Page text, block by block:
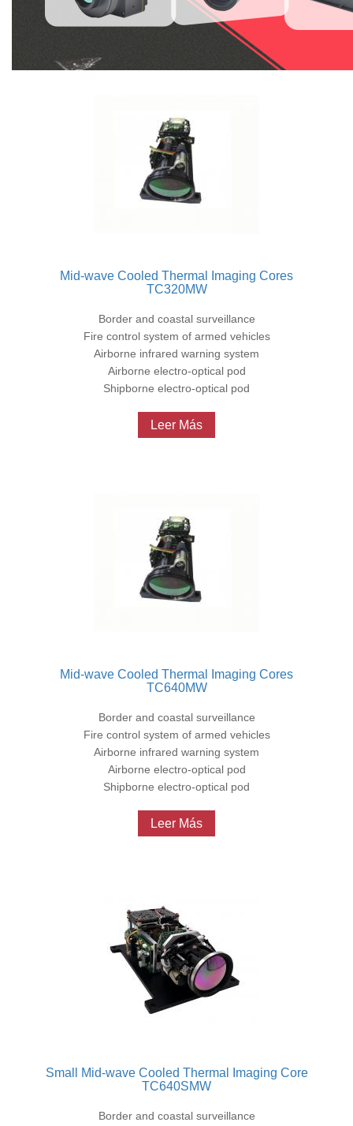
Mid-wave Cooled Thermal Imaging Cores
TC320MW
Border and coastal surveillance
Fire control system of armed vehicles
Airborne infrared warning system
Airborne electro-optical pod
Shipborne electro-optical pod
Leer Más
Mid-wave Cooled Thermal Imaging Cores
TC640MW
Border and coastal surveillance
Fire control system of armed vehicles
Airborne infrared warning system
Airborne electro-optical pod
Shipborne electro-optical pod
Leer Más
Small Mid-wave Cooled Thermal Imaging Core
TC640SMW
Border and coastal surveillance